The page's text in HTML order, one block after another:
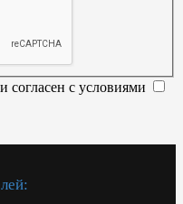
и согласен с условиями